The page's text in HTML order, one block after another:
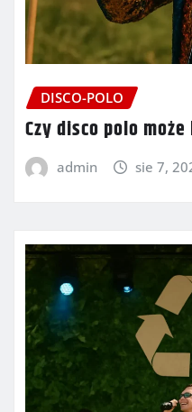
DISCO-POLO
Czy disco polo
admin sie 7,